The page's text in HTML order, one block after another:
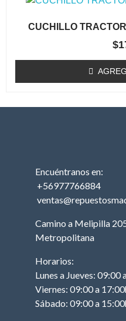
TRACTOR
CUCHILLO
$
Encuéntranos en:
+56977766884
Camino a Melipilla
Metropolitana
Horarios:
Lunes a Jueves: 09:00
Viernes: 09:00 a
Sábado: 09:00 a